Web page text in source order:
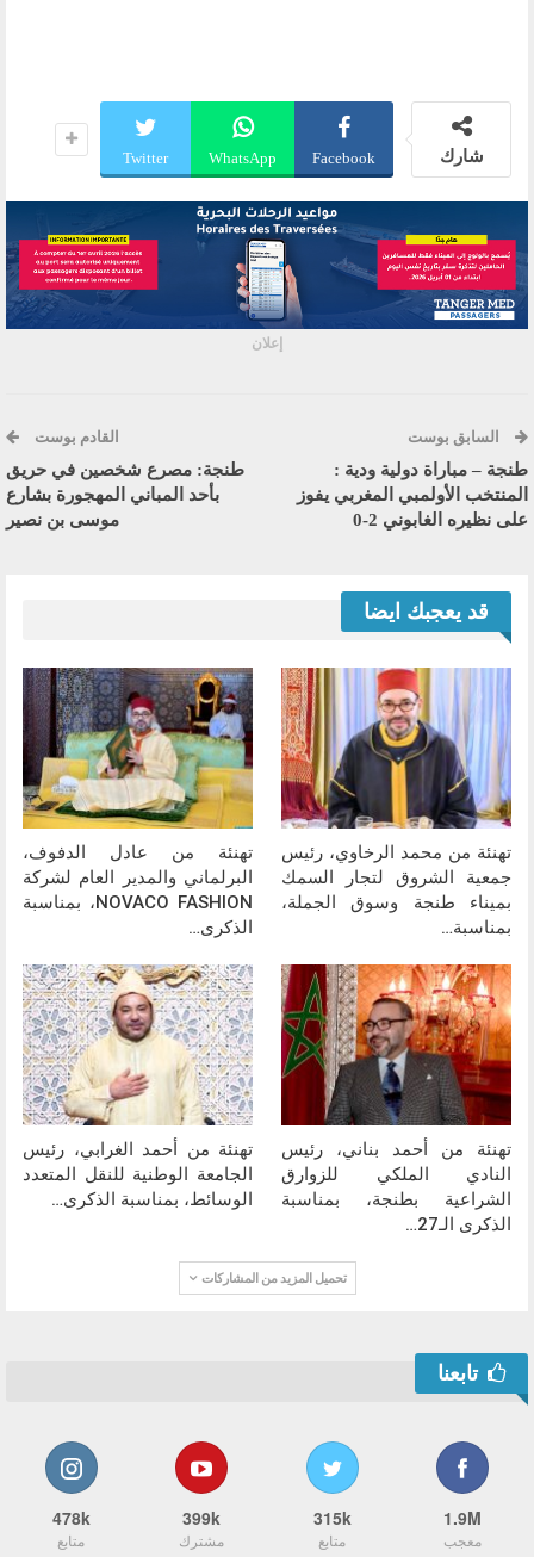
شارك Facebook
WhatsApp
Twitter
إعلان
السابق بوست
طنجة – مباراة دولية ودية :
المنتخب الأولمبي المغربي يفوز
على نظيره الغابوني 2-0
القادم بوست
طنجة: مصرع شخصين في حريق
بأحد المباني المهجورة بشارع
موسى بن نصير
قد يعجبك ايضا
تهنئة من محمد الرخاوي، رئيس
جمعية الشروق لتجار السمك
بميناء طنجة وسوق الجملة،
بمناسبة…
تهنئة من عادل الدفوف،
البرلماني والمدير العام لشركة
NOVACO FASHION، بمناسبة
الذكرى…
تهنئة من أحمد بناني، رئيس
النادي الملكي للزوارق
الشراعية بطنجة، بمناسبة
الذكرى الـ27…
تهنئة من أحمد الغرابي، رئيس
الجامعة الوطنية للنقل المتعدد
الوسائط، بمناسبة الذكرى…
تحميل المزيد من المشاركات
تابعنا
1.9M
معجب
315k
متابع
399k
مشترك
478k
متابع